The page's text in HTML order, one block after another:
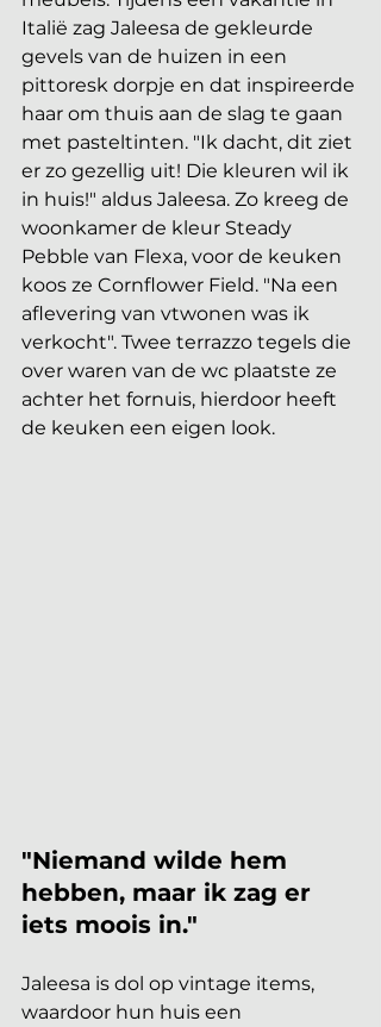
Italië zag Jaleesa de gekleurde
gevels van de huizen in een
pittoresk dorpje en dat inspireerde
haar om thuis aan de slag te gaan
met pasteltinten. "Ik dacht, dit ziet
er zo gezellig uit! Die kleuren wil ik
in huis!" aldus Jaleesa. Zo kreeg de
woonkamer de kleur Steady
Pebble van Flexa, voor de keuken
koos ze Cornflower Field. "Na een
aflevering van vtwonen was ik
verkocht". Twee terrazzo tegels die
over waren van de wc plaatste ze
achter het fornuis, hierdoor heeft
de keuken een eigen look.
"Niemand wilde hem
hebben, maar ik zag er
iets moois in."
Jaleesa is dol op vintage items,
waardoor hun huis een